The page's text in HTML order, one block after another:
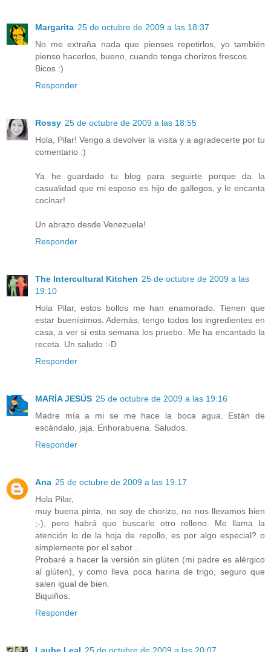
Margarita 25 de octubre de 2009 a las 18:37
No me extraña nada que pienses repetirlos, yo también
pienso hacerlos, bueno, cuando tenga chorizos frescos.
Bicos :)
Responder
Rossy 25 de octubre de 2009 a las 18:55
Hola, Pilar! Vengo a devolver la visita y a agradecerte por tu
comentario :)
Ya he guardado tu blog para seguirte porque da la
casualidad que mi esposo es hijo de gallegos, y le encanta
cocinar!
Un abrazo desde Venezuela!
Responder
The Intercultural Kitchen 25 de octubre de 2009 a las
19:10
Hola Pilar, estos bollos me han enamorado. Tienen que
estar buenísimos. Además, tengo todos los ingredientes en
casa, a ver si esta semana los pruebo. Me ha encantado la
receta. Un saludo :-D
Responder
MARÍA JESÚS 25 de octubre de 2009 a las 19:16
Madre mía a mi se me hace la boca agua. Están de
escándalo, jaja. Enhorabuena. Saludos.
Responder
Ana 25 de octubre de 2009 a las 19:17
Hola Pilar,
muy buena pinta, no soy de chorizo, no nos llevamos bien
;-), pero habrá que buscarle otro relleno. Me llama la
atención lo de la hoja de repollo, es por algo especial? o
simplemente por el sabor...
Probaré a hacer la versión sin glúten (mi padre es alérgico
al glúten), y como lleva poca harina de trigo, seguro que
salen igual de bien.
Biquiños.
Responder